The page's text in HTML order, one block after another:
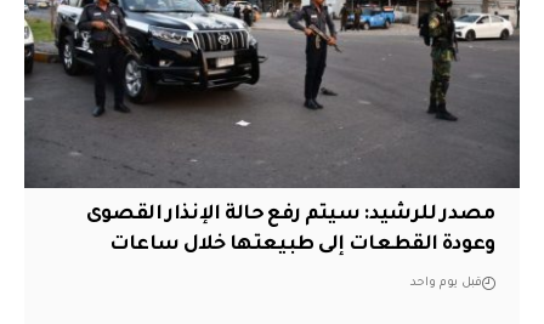
مصدر للرشيد: سيتم رفع حالة الإنذار القصوى
وعودة القطعات إلى طبيعتها خلال ساعات
قبل يوم واحد